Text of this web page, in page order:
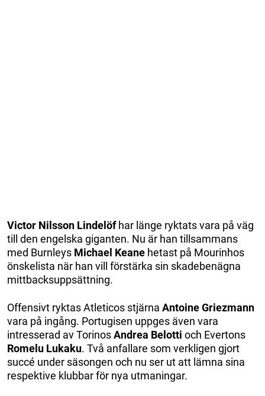
Victor Nilsson Lindelöfhar länge ryktats vara på väg
till den engelska giganten. Nu är han tillsammans
med Burnleys Michael Keane hetast på Mourinhos
önskelista när han vill förstärka sin skadebenägna
mittbacksuppsättning.
Offensivt ryktas Atleticos stjärna Antoine Griezmann
vara på ingång. Portugisen uppges även vara
intresserad av TorinosAndrea Belotti och Evertons
Romelu Lukaku. Två anfallare som verkligen gjort
succé under säsongen och nu ser ut att lämna sina
respektive klubbar för nya utmaningar.